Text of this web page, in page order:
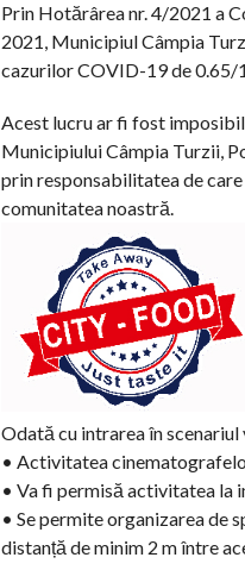
Prin Hotărârea nr. 4/2021 a
2021, Municipiul Câmpia
cazurilor COVID-19 de 0.65/
Acest lucru ar fi fost
Municipiului Câmpia Turzii,
prin responsabilitatea de
comunitatea noastră.
Odată cu intrarea în
• Activitatea
• Va fi permisă activitatea la
• Se permite organizarea de
distanță de minim 2 m între